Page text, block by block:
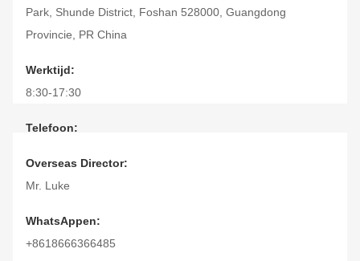
Park, Shunde District, Foshan 528000, Guangdong
Provincie, PR China
Werktijd:
8:30-17:30
Telefoon:
86-757-22860323
Overseas Director:
Mr. Luke
WhatsAppen:
+8618666366485